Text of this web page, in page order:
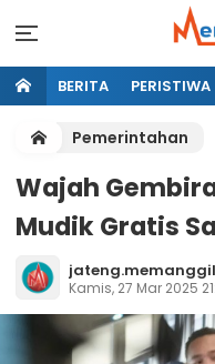
BERITA PERISTIWA
Pemerintahan
Wajah
Mudik Gratis
Kamis, 27 Mar 2025